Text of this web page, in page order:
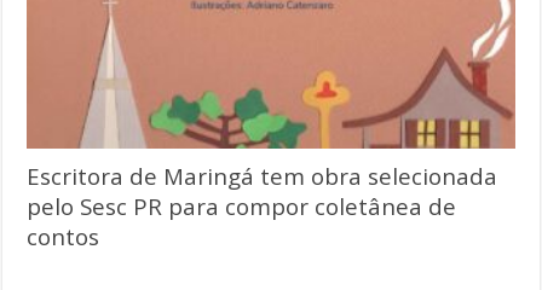
Escritora de Maringá tem obra selecionada
pelo Sesc PR para compor coletânea de
contos